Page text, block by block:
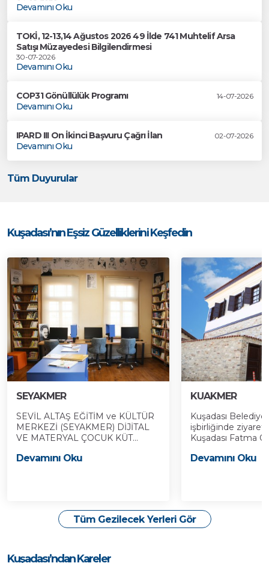
Devamını Oku
TOKİ, 12-13,14 Ağustos 2026 49 İlde 741 Muhtelif Arsa
Satışı Müzayedesi Bilgilendirmesi
30-07-2026
Devamını Oku
COP31 Gönüllülük Programı 14-07-2026
Devamını Oku
IPARD III On İkinci Başvuru Çağrı İlan 02-07-2026
Devamını Oku
Tüm Duyurular
Kuşadası’nın Eşsiz Güzelliklerini Keşfedin
SEYAKMER
SEVİL ALTAŞ EĞİTİM ve KÜLTÜR
MERKEZİ (SEYAKMER) DİJİTAL
VE MATERYAL ÇOCUK KÜT...
Devamını Oku
KUAKMER
Kuşadası
işbirliğinde
Kuşadası Fatma
Devamını Oku
Tüm Gezilecek Yerleri Gör
Kuşadası’ndan Kareler